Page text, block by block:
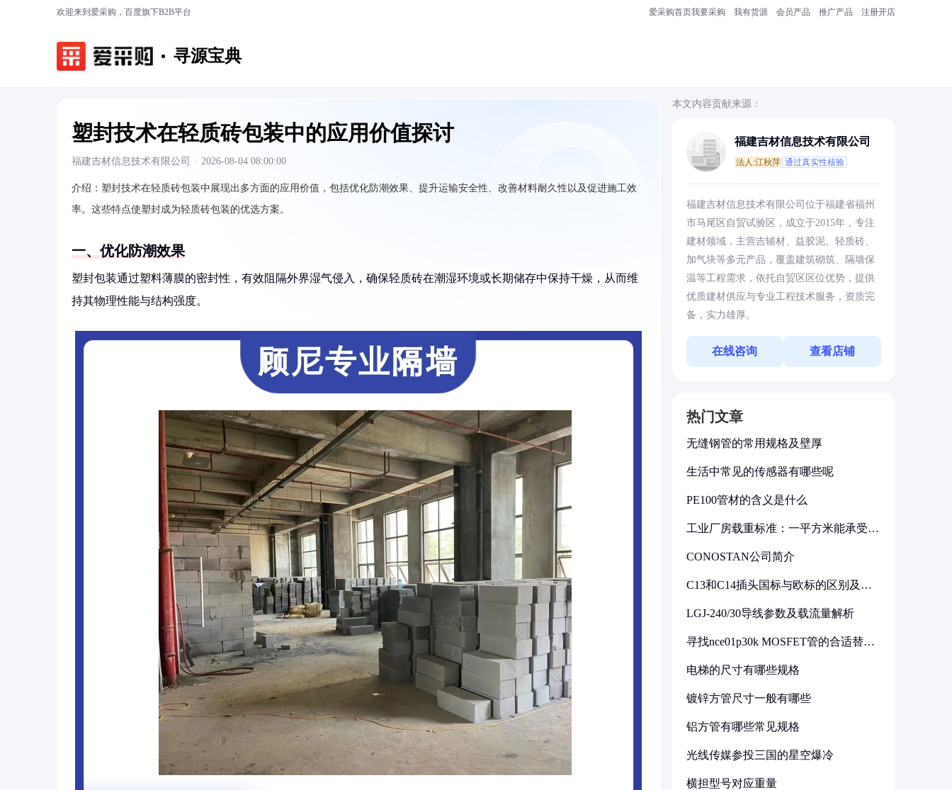
欢迎来到爱采购，百度旗下B2B平台 爱采购首页我要采购 我有货源 会员产品 推广产品 注册开店
寻源宝典
塑封技术在轻质砖包装中的应用价值探讨
福建吉材信息技术有限公司 · 2026-08-04 08:00:00
介绍： 塑封技术在轻质砖包装中展现出多方面的应用价值，包括优化防潮效果、提升运输安全性、改善材料耐久性以及促进施工效
率。这些特点使塑封成为轻质砖包装的优选方案。
一、优化防潮效果
塑封包装通过塑料薄膜的密封性，有效阻隔外界湿气侵入，确保轻质砖在潮湿环境或长期储存中保持干燥，从而维
持其物理性能与结构强度。
本文内容贡献来源：
福建吉材信息技术有限公司
法人:江秋萍 通过真实性核验
福建吉材信息技术有限公司位于福建省福州
市马尾区自贸试验区，成立于2015年，专注
建材领域，主营吉辅材、益胶泥、轻质砖、
加气块等多元产品，覆盖建筑砌筑、隔墙保
温等工程需求，依托自贸区区位优势，提供
优质建材供应与专业工程技术服务，资质完
备，实力雄厚。
在线咨询 查看店铺
热门文章
无缝钢管的常用规格及壁厚
生活中常见的传感器有哪些呢
PE100管材的含义是什么
工业厂房载重标准：一平方米能承受多
CONOSTAN公司简介
C13和C14插头国标与欧标的区别及其
LGJ-240/30导线参数及载流量解析
寻找nce01p30k MOSFET管的合适替代
电梯的尺寸有哪些规格
镀锌方管尺寸一般有哪些
铝方管有哪些常见规格
光线传媒参投三国的星空爆冷
横担型号对应重量